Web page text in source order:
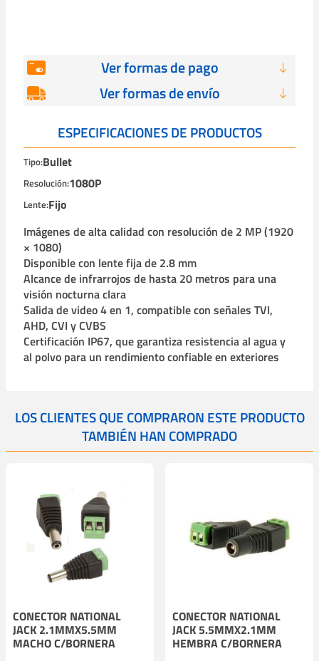
Ver formas de pago
Ver formas de envío
ESPECIFICACIONES DE PRODUCTOS
Tipo:Bullet
Resolución:1080P
Lente:Fijo
Imágenes de alta calidad con resolución de 2 MP (1920
× 1080)
Disponible con lente fija de 2.8 mm
Alcance de infrarrojos de hasta 20 metros para una
visión nocturna clara
Salida de video 4 en 1, compatible con señales TVI,
AHD, CVI y CVBS
Certificación IP67, que garantiza resistencia al agua y
al polvo para un rendimiento confiable en exteriores
LOS CLIENTES QUE COMPRARON ESTE PRODUCTO
TAMBIÉN HAN COMPRADO
CONECTOR NATIONAL
JACK 2.1MMX5.5MM
MACHO C/BORNERA
CONECTOR NATIONAL
JACK 5.5MMX2.1MM
HEMBRA C/BORNERA